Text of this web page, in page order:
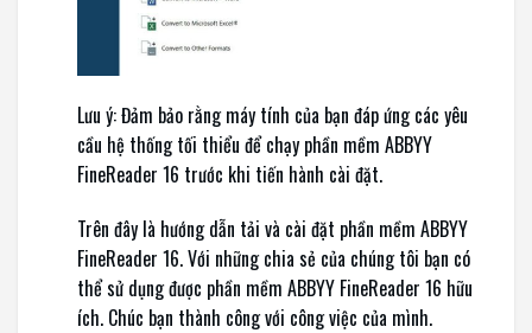
Lưu ý: Đảm bảo rằng máy tính của bạn đáp ứng các yêu
cầu hệ thống tối thiểu để chạy phần mềm ABBYY
FineReader 16 trước khi tiến hành cài đặt.
Trên đây là hướng dẫn tải và cài đặt phần mềm ABBYY
FineReader 16. Với những chia sẻ của chúng tôi bạn có
thể sử dụng được phần mềm ABBYY FineReader 16 hữu
ích. Chúc bạn thành công với công việc của mình.